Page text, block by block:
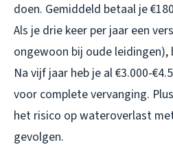
doen. Gemiddeld betaal je
Als je drie keer per jaar een
ongewoon bij oude leidingen),
Na vijf jaar heb je al €3.000-
voor complete vervanging.
het risico op wateroverlast
gevolgen.